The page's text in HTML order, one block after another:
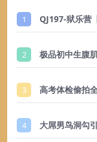
1 QJ197-狱乐营
2
3
4 大屌男鸟洞勾